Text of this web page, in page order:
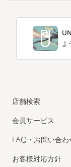
よ
店舗検索
会員サービス
FAQ・お問い合わ
お客様対応方針